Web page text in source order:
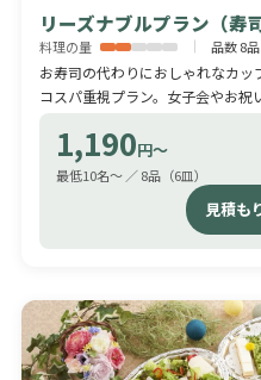
リーズナブルプラン（寿
料理の量 品数 8品
お寿司の代わりにおしゃれなカ
コスパ重視プラン。女子会やお祝
1,190円〜
最低10名〜 ／ 8品（6皿）
見積も